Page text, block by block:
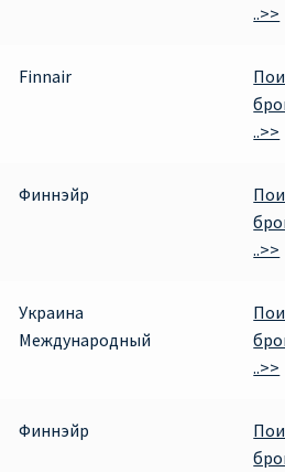
..>>
Finnair
..>>
Финнэйр
..>>
Украина
Международный
..>>
Финнэйр